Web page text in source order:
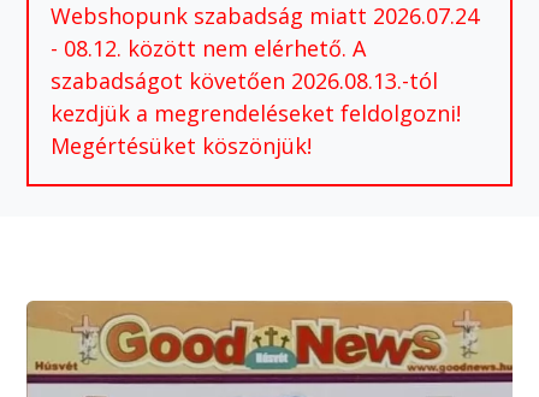
Webshopunk szabadság miatt 2026.07.24
- 08.12. között nem elérhető. A
szabadságot követően 2026.08.13.-tól
kezdjük a megrendeléseket feldolgozni!
Megértésüket köszönjük!